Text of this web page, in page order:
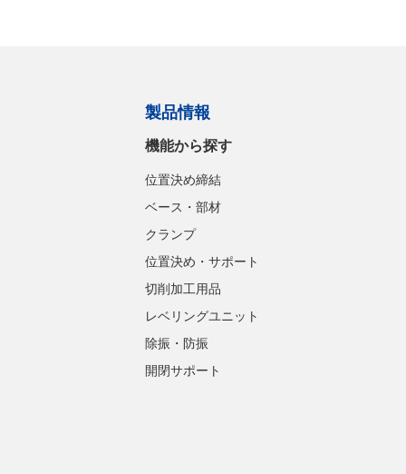
製品情報
機能から探す
位置決め締結
ベース・部材
クランプ
位置決め・サポート
切削加工用品
レベリングユニット
除振・防振
開閉サポート